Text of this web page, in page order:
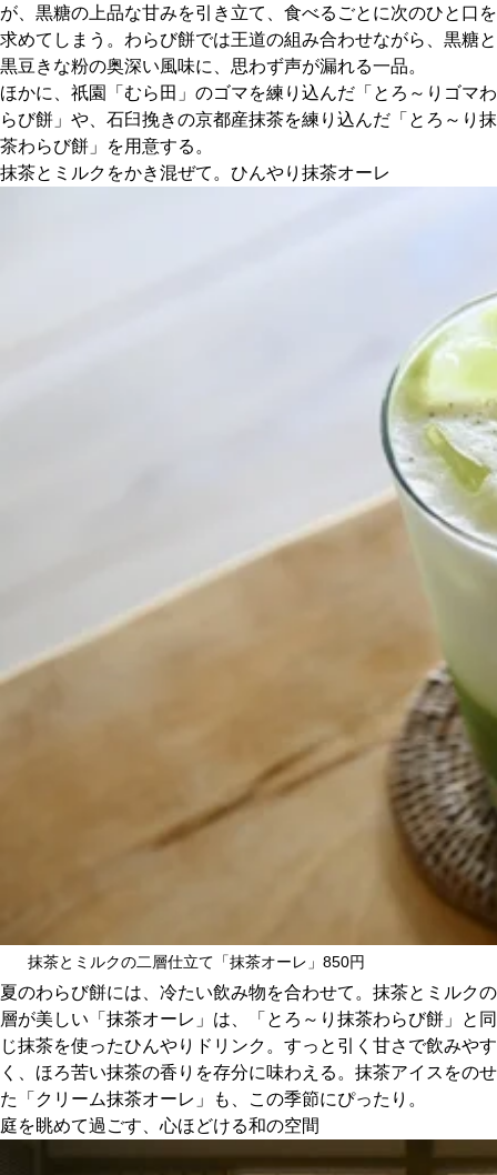
が、黒糖の上品な甘みを引き立て、食べるごとに次のひと口を
求めてしまう。わらび餅では王道の組み合わせながら、黒糖と
黒豆きな粉の奥深い風味に、思わず声が漏れる一品。
ほかに、祇園「むら田」のゴマを練り込んだ「とろ～りゴマわ
らび餅」や、石臼挽きの京都産抹茶を練り込んだ「とろ～り抹
茶わらび餅」を用意する。
抹茶とミルクをかき混ぜて。ひんやり抹茶オーレ
抹茶とミルクの二層仕立て「抹茶オーレ」850円
夏のわらび餅には、冷たい飲み物を合わせて。抹茶とミルクの
層が美しい「抹茶オーレ」は、「とろ～り抹茶わらび餅」と同
じ抹茶を使ったひんやりドリンク。すっと引く甘さで飲みやす
く、ほろ苦い抹茶の香りを存分に味わえる。抹茶アイスをのせ
た「クリーム抹茶オーレ」も、この季節にぴったり。
庭を眺めて過ごす、心ほどける和の空間